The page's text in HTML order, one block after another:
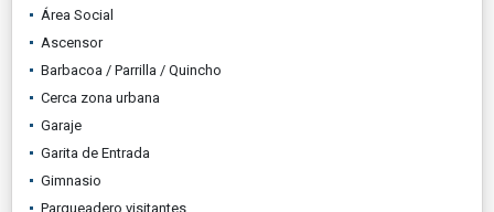
Área Social
Ascensor
Barbacoa / Parrilla / Quincho
Cerca zona urbana
Garaje
Garita de Entrada
Gimnasio
Parqueadero visitantes